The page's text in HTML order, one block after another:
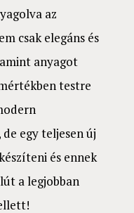
az
csak elegáns és
anyagot
testre
egy teljesen új
és ennek
a legjobban